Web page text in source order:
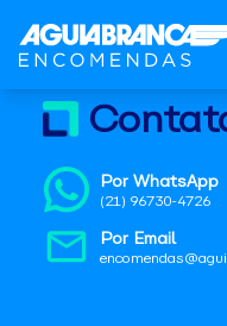
Por WhatsApp
(21) 96730-4726
Por Email